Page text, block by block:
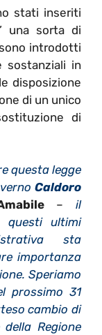
stati inseriti
una sorta di
introdotti
sostanziali in
disposizione
di un unico
di
questa legge
Caldoro
–il
questi ultimi
sta
importanza
Speriamo
prossimo 31
cambio di
Regione